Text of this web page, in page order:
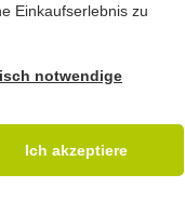
Einkaufserlebnis zu
notwendige
Ich akzeptiere